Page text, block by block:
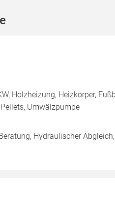
Holzheizung, Heizkörper,
Umwälzpumpe
Hydraulischer